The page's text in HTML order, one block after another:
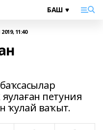
11:40
петуния
ҡулай ваҡыт.